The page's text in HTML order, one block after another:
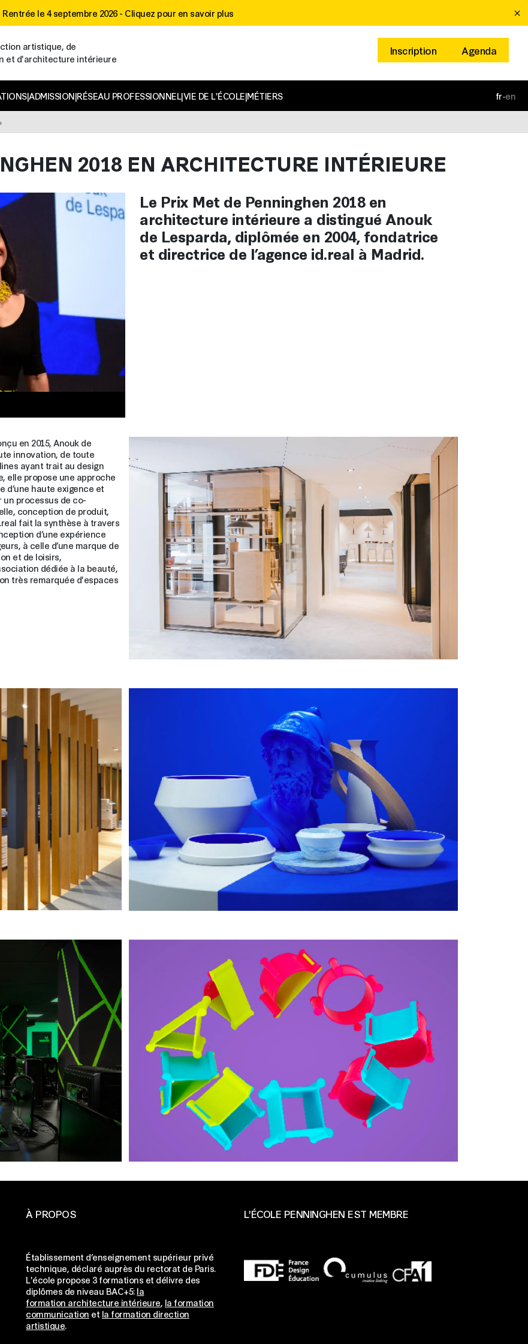
Rentrée le 4 septembre 2026 - Cliquez pour en savoir plus
artistique, de
et d'architecture intérieure
Inscription Agenda
|ADMISSION|RÉSEAU PROFESSIONNEL|VIE DE L'ÉCOLE|MÉTIERS en
-
fr
2018 EN ARCHITECTURE INTÉRIEURE
Le Prix Met de Penninghen 2018 en
architecture intérieure a distingué Anouk
de Lesparda, diplômée en 2004, fondatrice
et directrice de l’agence id.real à Madrid.
en 2015, Anouk de
innovation, de toute
ayant trait au design
elle propose une approche
d’une haute exigence et
un processus de co-
conception de produit,
fait la synthèse à travers
d’une expérience
à celle d’une marque de
et de loisirs,
dédiée à la beauté,
très remarquée d'espaces
À PROPOS L'ÉCOLE PENNINGHEN EST MEMBRE
Établissement d’enseignement supérieur privé
technique, déclaré auprès du rectorat de Paris.
L'école propose 3 formations et délivre des
diplômes de niveau BAC+5:la
formation architecture intérieure, la formation
communication et la formation direction
artistique.